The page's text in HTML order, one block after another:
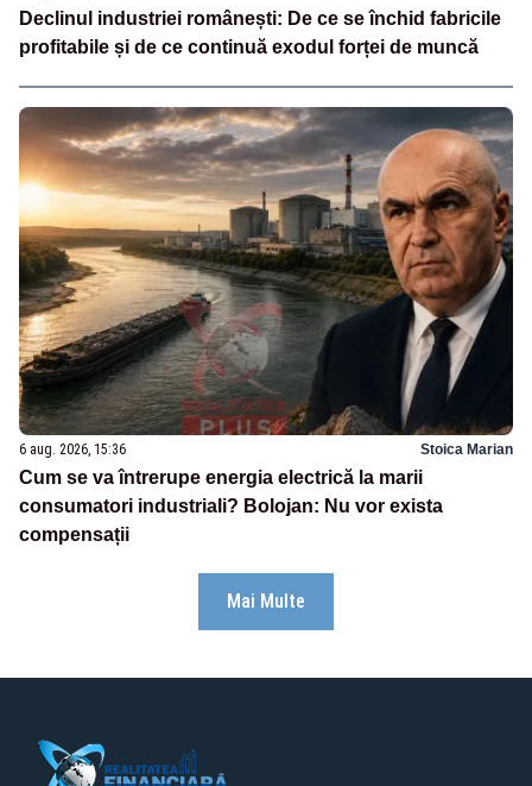
Declinul industriei românești: De ce se închid fabricile
profitabile și de ce continuă exodul forței de muncă
6 aug. 2026, 15:36 Stoica Marian
Cum se va întrerupe energia electrică la marii
consumatori industriali? Bolojan: Nu vor exista
compensații
Mai Multe